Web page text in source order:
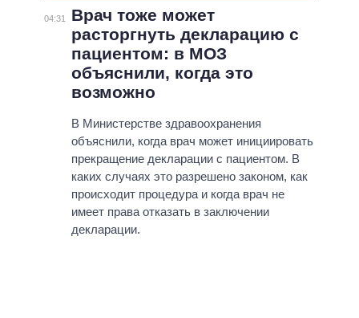
СОБЫТИЯ
СТАТЬИ
МНЕНИЯ
ЭКОНОМИКА
ОБЩЕСТВО
МИР
ПОЛИТИКИ
ВСЕ ПОЛИТИКИ
ПРЕЗИДЕНТ И ОФИС
КАБИНЕТ МИНИСТРОВ
ГЛАВЫ ОБЛАДМИНИСТРАЦИЙ
МЭРЫ
ВСЕ ПЕРСОНЫ
ИНФОГРАФИКА
ПОДДЕРЖАТЬ
СРАВНЕНИЕ ПОЛИТИКОВ
04:31
Врач тоже может
расторгнуть декларацию с
пациентом: в МОЗ
объяснили, когда это
возможно
В Министерстве здравоохранения
объяснили, когда врач может инициировать
прекращение декларации с пациентом. В
каких случаях это разрешено законом, как
происходит процедура и когда врач не
имеет права отказать в заключении
декларации.